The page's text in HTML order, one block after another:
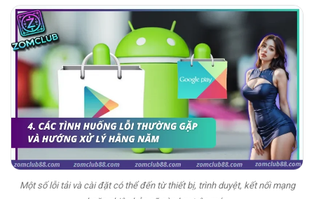
Một số lỗi tải và cài đặt có thể đến từ thiết bị, trình duyệt, kết nối mạng